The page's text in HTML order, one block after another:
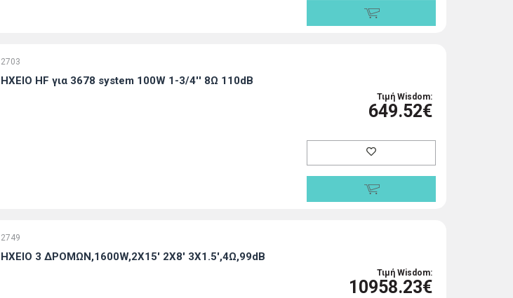
2703
ΗΧΕΙΟ HF για 3678 system 100W 1-3/4'' 8Ω 110dB
Τιμή Wisdom:
649.52€
2749
ΗΧΕΙΟ 3 ΔΡΟΜΩΝ,1600W,2X15' 2X8' 3X1.5',4Ω,99dB
Τιμή Wisdom:
10958.23€